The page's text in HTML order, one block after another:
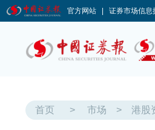
首页 > 市场 > 港股